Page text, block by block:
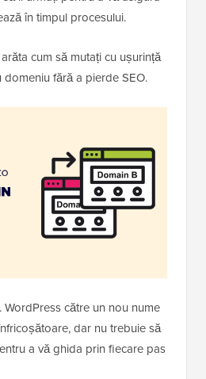
în timpul procesului.
cum să mutați cu ușurință
fără a pierde SEO.
către un nou nume
dar nu trebuie să
a vă ghida prin fiecare pas